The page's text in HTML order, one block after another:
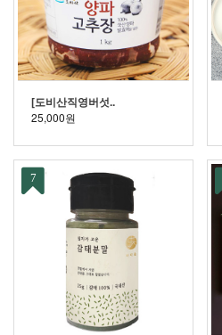
[도비산직영버섯..
25,000원
7